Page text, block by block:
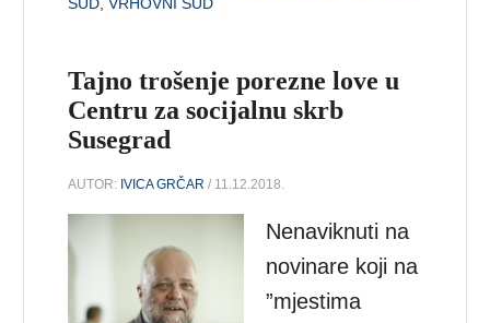
SUD,VRHOVNI SUD
Tajno trošenje porezne love u
Centru za socijalnu skrb
Susegrad
AUTOR: IVICA GRČAR / 11.12.2018.
Nenaviknuti na
novinare koji na
”mjestima